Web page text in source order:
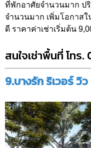
ที่พักอาศัยจำนวนมาก ป
จำนวนมาก เพิ่มโอกาส
ดี ราคาค่าเช่าเริ่มต้น
สนใจเช่าพื้นที่ โทร
9.บางรัก ริเวอร์ วิว